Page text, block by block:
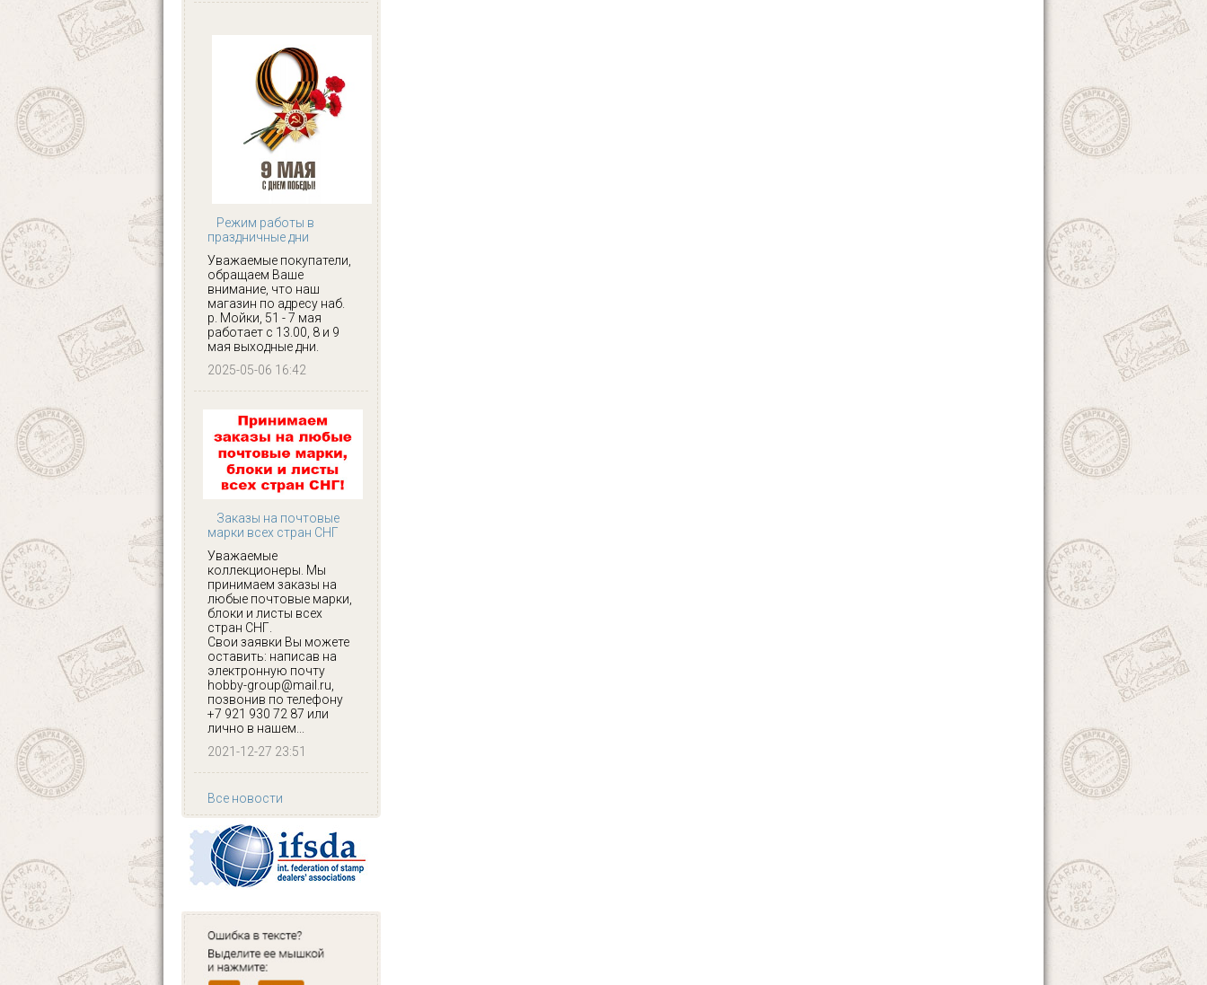
Режим работы в
праздничные дни
Уважаемые покупатели,
обращаем Ваше
внимание, что наш
магазин по адресу наб.
р. Мойки, 51 - 7 мая
работает с 13.00, 8 и 9
мая выходные дни.
2025-05-06 16:42
Заказы на почтовые
марки всех стран СНГ
Уважаемые
коллекционеры. Мы
принимаем заказы на
любые почтовые марки,
блоки и листы всех
стран СНГ.
Свои заявки Вы можете
оставить: написав на
электронную почту
hobby-group@mail.ru,
позвонив по телефону
+7 921 930 72 87 или
лично в нашем...
2021-12-27 23:51
Все новости